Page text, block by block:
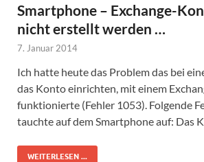
Smartphone – Exchange-
nicht erstellt werden …
7. Januar 2014
Ich hatte heute das Problem das bei
das Konto einrichten, mit einem
funktionierte (Fehler 1053). Folgende
tauchte auf dem Smartphone auf: Das
WEITERLESEN ...